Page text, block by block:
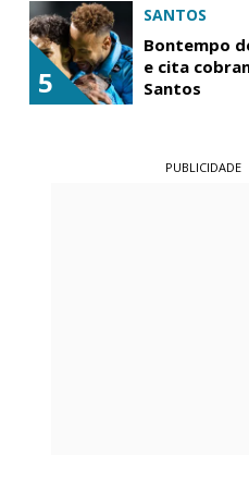
5
SANTOS
Bontempo
e cita
Santos
PUBLICIDADE